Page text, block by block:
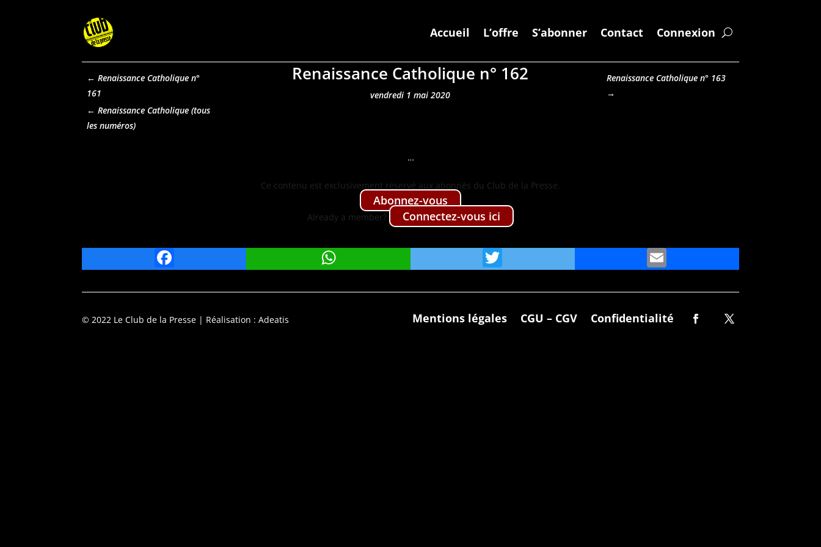
Accueil L’offre S’abonner Contact Connexion
←Renaissance Catholique n°
161
Renaissance Catholique
Renaissance Catholique n° 162
vendredi 1 mai 2020
Renaissance Catholique n° 163
→
…
Ce con­tenu est exclu­sive­ment réservé aux abon­nés du Club de la Presse.
Abon­nez-vous
Already a mem­ber? Con­nectez-vous ici
© 2022 Le Club de la Presse | Réalisation : Adeatis Mentions légales CGU – CGV Confidentialité